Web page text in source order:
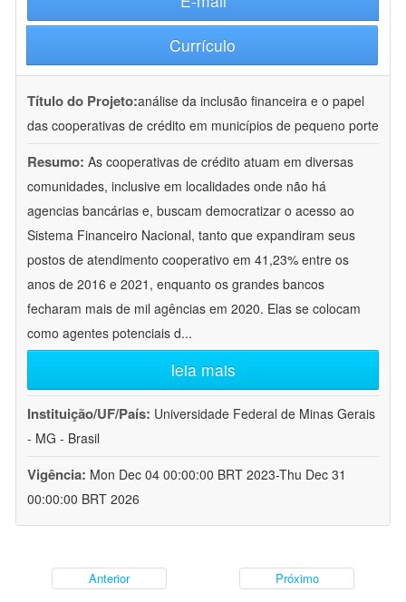
Currículo
Título do Projeto:análise da inclusão financeira e o papel
das cooperativas de crédito em municípios de pequeno porte
Resumo: As cooperativas de crédito atuam em diversas
comunidades, inclusive em localidades onde não há
agencias bancárias e, buscam democratizar o acesso ao
Sistema Financeiro Nacional, tanto que expandiram seus
postos de atendimento cooperativo em 41,23% entre os
anos de 2016 e 2021, enquanto os grandes bancos
fecharam mais de mil agências em 2020. Elas se colocam
como agentes potenciais d...
leia mais
Instituição/UF/País: Universidade Federal de Minas Gerais
- MG - Brasil
Vigência: Mon Dec 04 00:00:00 BRT 2023-Thu Dec 31
00:00:00 BRT 2026
Anterior Próximo